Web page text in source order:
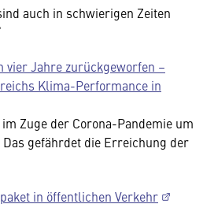
auch in schwierigen Zeiten
vier Jahre zurückgeworfen –
Klima-Performance in
Zuge der Corona-Pandemie um
gefährdet die Erreichung der
in öffentlichen Verkehr